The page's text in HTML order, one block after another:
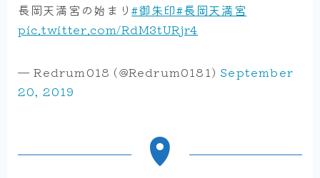
長岡天満宮の始まり#御朱印#長岡天満宮
pic.twitter.com/RdM3tURjr4
— Redrum018 (@Redrum0181) September
20, 2019